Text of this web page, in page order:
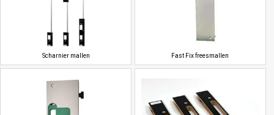
Scharnier mallen Fast Fix freesmallen